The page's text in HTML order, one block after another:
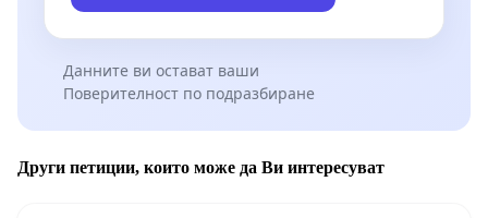
Данните ви остават ваши
Поверителност по подразбиране
Други петиции, които може да Ви интересуват